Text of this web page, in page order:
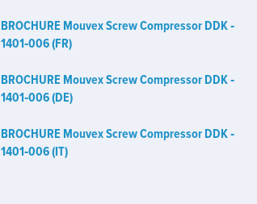
BROCHURE Mouvex Screw Compressor DDK ‑
1401‑006 (FR)
BROCHURE Mouvex Screw Compressor DDK ‑
1401‑006 (DE)
BROCHURE Mouvex Screw Compressor DDK ‑
1401‑006 (IT)